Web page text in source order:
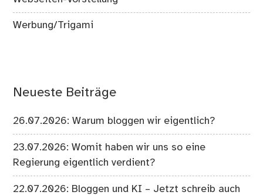
Werbung/Trigami
Neueste Beiträge
26.07.2026: Warum bloggen wir eigentlich?
23.07.2026: Womit haben wir uns so eine
Regierung eigentlich verdient?
22.07.2026: Bloggen und KI – Jetzt schreib auch